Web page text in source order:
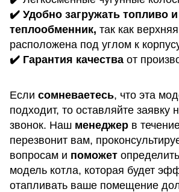
✔️ Удобно загружать топливо и
теплообменник, так как
расположена под углом к
✔️ Гарантия качества от
Если сомневаетесь, что эта
подходит, то оставляйте заявку
звонок. Наш менеджер в
перезвонит вам,
вопросам и поможет
модель котла, которая будет
отапливать ваше помещение